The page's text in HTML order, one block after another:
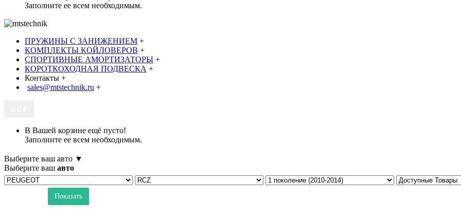
Заполните ее всем необходимым.
ПРУЖИНЫ С ЗАНИЖЕНИЕМ +
КОМПЛЕКТЫ КОЙЛОВЕРОВ +
СПОРТИВНЫЕ АМОРТИЗАТОРЫ +
КОРОТКОХОДНАЯ ПОДВЕСКА +
Контакты +
sales@mtstechnik.ru +
В Вашей корзине ещё пусто!
Заполните ее всем необходимым.
Выберите ваш авто ▼
Выберите ваш авто
Показать